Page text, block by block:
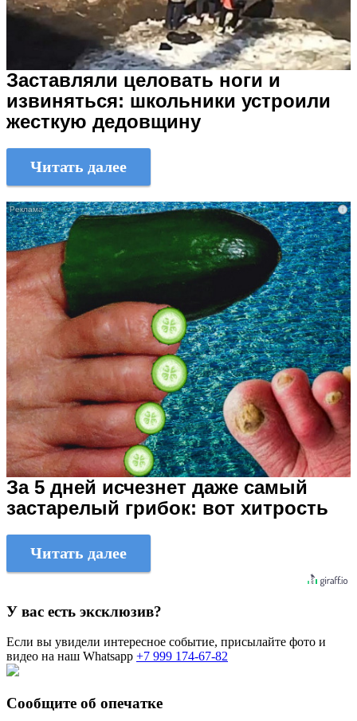
Заставляли целовать ноги и
извиняться: школьники устроили
жесткую дедовщину
Читать далее
i
За 5 дней исчезнет даже самый
застарелый грибок: вот хитрость
Читать далее
У вас есть эксклюзив?
Если вы увидели интересное событие, присылайте фото и
видео на наш Whatsapp +7 999 174-67-82
Сообщите об опечатке